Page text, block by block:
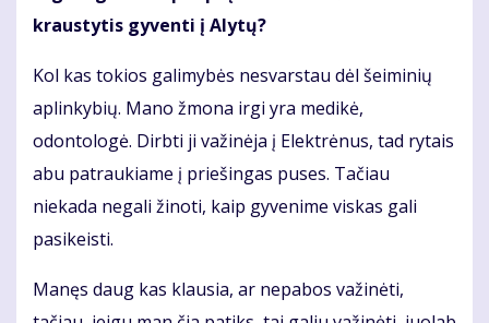
kraustytis gyventi į Alytų?
Kol kas tokios galimybės nesvarstau dėl šeiminių
aplinkybių. Mano žmona irgi yra medikė,
odontologė. Dirbti ji važinėja į Elektrėnus, tad rytais
abu patraukiame į priešingas puses. Tačiau
niekada negali žinoti, kaip gyvenime viskas gali
pasikeisti.
Manęs daug kas klausia, ar nepabos važinėti,